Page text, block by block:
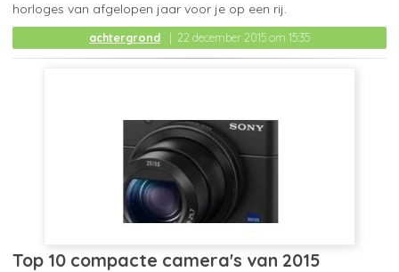
achtergrond 22 december 2015 om 15:35
horloges van afgelopen jaar voor je op een rij.
Top 10 compacte camera's van 2015